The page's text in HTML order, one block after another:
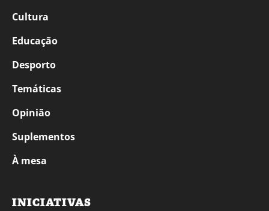
Cultura
Educação
Desporto
Temáticas
Opinião
Suplementos
À mesa
INICIATIVAS